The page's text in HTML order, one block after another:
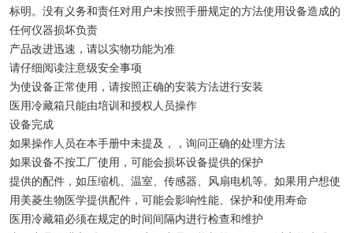
标明。没有义务和责任对用户未按照手册规定的方法使用设备造成的
任何仪器损坏负责
产品改进迅速，请以实物功能为准
请仔细阅读注意级安全事项
为使设备正常使用，请按照正确的安装方法进行安装
医用冷藏箱只能由培训和授权人员操作
设备完成
如果操作人员在本手册中未提及，，询问正确的处理方法
如果设备不按工厂使用，可能会损坏设备提供的保护
提供的配件，如压缩机、温室、传感器、风扇电机等。如果用户想使
用美菱生物医学提供配件，可能会影响性能、保护和使用寿命
医用冷藏箱必须在规定的时间间隔内进行检查和维护